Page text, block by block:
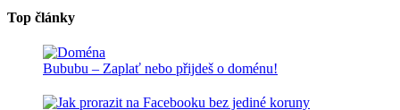
Top články
Bububu – Zaplať nebo přijdeš o doménu!